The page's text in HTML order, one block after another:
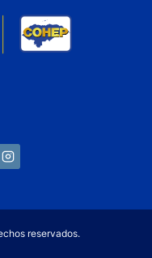
reservados.